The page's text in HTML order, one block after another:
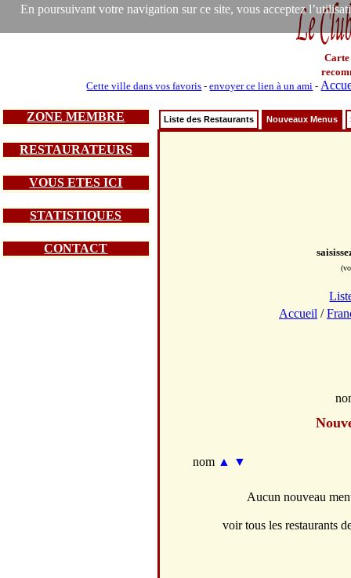
En poursuivant votre navigation sur ce site, vous acceptez
Carte
Cette ville dans vos favoris -envoyer ce lien à un ami -
ZONE MEMBRE
RESTAURATEURS
VOUS ETES ICI
STATISTIQUES
CONTACT
Liste des Restaurants Nouveaux Menus
Accueil /
nom ▲ ▼
Aucun nouveau
voir tous les restaurants